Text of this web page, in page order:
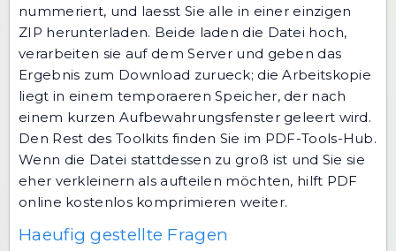
nummeriert, und laesst Sie alle in einer einzigen
ZIP herunterladen. Beide laden die Datei hoch,
verarbeiten sie auf dem Server und geben das
Ergebnis zum Download zurueck; die Arbeitskopie
liegt in einem temporaeren Speicher, der nach
einem kurzen Aufbewahrungsfenster geleert wird.
Den Rest des Toolkits finden Sie im PDF-Tools-Hub.
Wenn die Datei stattdessen zu groß ist und Sie sie
eher verkleinern als aufteilen möchten, hilft PDF
online kostenlos komprimieren weiter.
Haeufig gestellte Fragen